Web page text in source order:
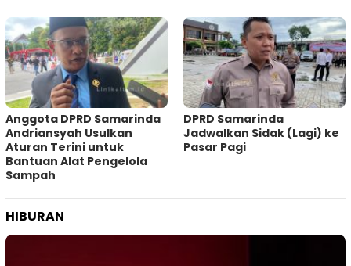
Anggota DPRD Samarinda
Andriansyah Usulkan
Aturan Terini untuk
Bantuan Alat Pengelola
Sampah
DPRD Samarinda
Jadwalkan Sidak (Lagi) ke
Pasar Pagi
HIBURAN